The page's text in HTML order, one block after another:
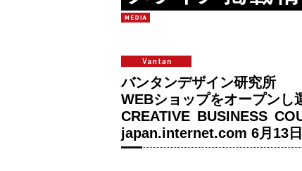
バンタンデザイン研究所
WEBショップをオープン
CREATIVE BUSINESS
japan.internet.com 6月13